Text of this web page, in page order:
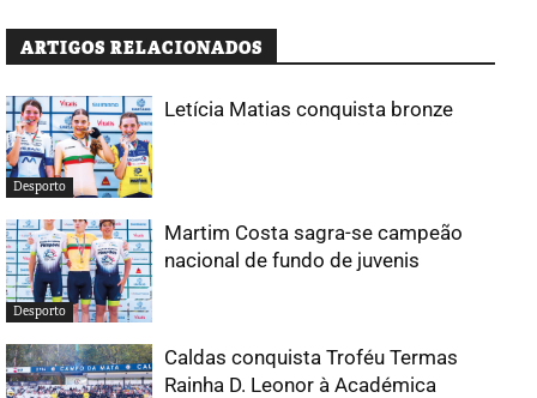
ARTIGOS RELACIONADOS
Desporto
Letícia Matias conquista bronze
Desporto
Martim Costa sagra-se campeão
nacional de fundo de juvenis
Caldas conquista Troféu Termas
Rainha D. Leonor à Académica